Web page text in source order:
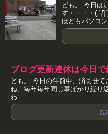
ども。 今日は
す・・・・
ほどもパソコ
ブログ更新連休は今日で
ども。 今日の午前中、済ませ
ね、毎年毎年同じ事ばかり繰り
わ...
記